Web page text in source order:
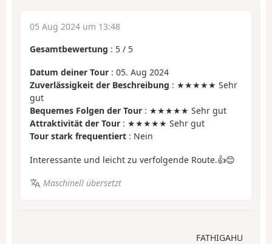
05 Aug 2024 um 13:48
Gesamtbewertung : 5 / 5
Datum deiner Tour : 05. Aug 2024
Zuverlässigkeit der Beschreibung : ★★★★★ Sehr
gut
Bequemes Folgen der Tour : ★★★★★ Sehr gut
Attraktivität der Tour : ★★★★★ Sehr gut
Tour stark frequentiert : Nein
Interessante und leicht zu verfolgende Route.👍😊
Maschinell übersetzt
FATHIGAHU